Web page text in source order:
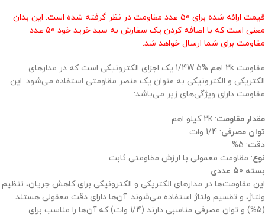
قیمت ارائه شده برای 50 عدد مقاومت در نظر گرفته شده است. این بدان
معنی است که با اضافه کردن یک سفارش به سبد خرید خود 50 عدد
مقاومت برای شما ارسال خواهد شد.
مقاومت 2k اهم 1/4W 5% یک اجزای الکترونیکی است که در مدارهای
الکتریکی و الکترونیکی به عنوان یک عنصر مقاومتی استفاده می‌شود. این
مقاومت دارای ویژگی‌های زیر می‌باشد:
مقدار مقاومت: 2k کیلو اهم
توان مصرفی: 1/4 وات
دقت: 5%
نوع: مقاومت معمولی با ارزش مقاومتی ثابت
بسته 50 عددی
این مقاومت‌ها در مدارهای الکتریکی و الکترونیکی برای کاهش جریان، تنظیم
ولتاژ، و تقسیم ولتاژ استفاده می‌شوند. آن‌ها دارای دقت معقولی هستند
(5%) و توان مصرفی مناسبی دارند (1/4 وات) که آن‌ها را مناسب برای